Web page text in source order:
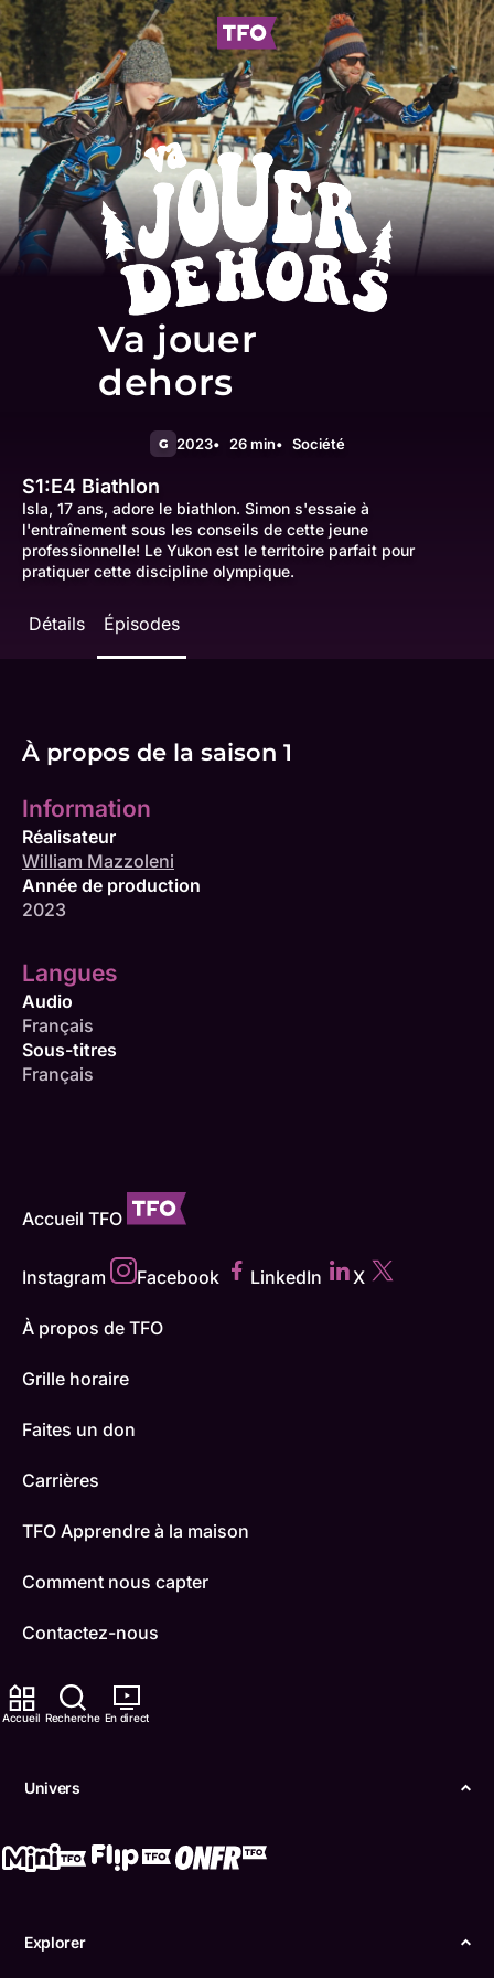
Accueil Recherche En direct
Univers
Explorer
Va jouer
dehors
G 2023 26 min Société
S1:E4 Biathlon
Isla, 17 ans, adore le biathlon. Simon s'essaie à
l'entraînement sous les conseils de cette jeune
professionnelle! Le Yukon est le territoire parfait pour
pratiquer cette discipline olympique.
Détails Épisodes
À propos de la saison 1
Information
Réalisateur
William Mazzoleni
Année de production
2023
Langues
Audio
Français
Sous-titres
Français
Accueil TFO
Instagram Facebook LinkedIn X
À propos de TFO
Grille horaire
Faites un don
Carrières
TFO Apprendre à la maison
Comment nous capter
Contactez-nous
ONFR
Boukili
Confidentialité